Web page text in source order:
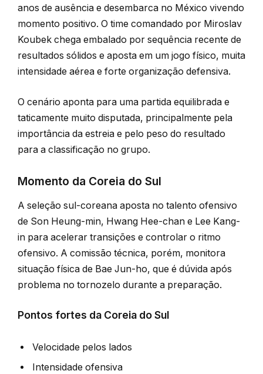
anos de ausência e desembarca no México vivendo
momento positivo. O time comandado por Miroslav
Koubek chega embalado por sequência recente de
resultados sólidos e aposta em um jogo físico, muita
intensidade aérea e forte organização defensiva.
O cenário aponta para uma partida equilibrada e
taticamente muito disputada, principalmente pela
importância da estreia e pelo peso do resultado
para a classificação no grupo.
Momento da Coreia do Sul
A seleção sul-coreana aposta no talento ofensivo
de Son Heung-min, Hwang Hee-chan e Lee Kang-
in para acelerar transições e controlar o ritmo
ofensivo. A comissão técnica, porém, monitora
situação física de Bae Jun-ho, que é dúvida após
problema no tornozelo durante a preparação.
Pontos fortes da Coreia do Sul
Velocidade pelos lados
Intensidade ofensiva